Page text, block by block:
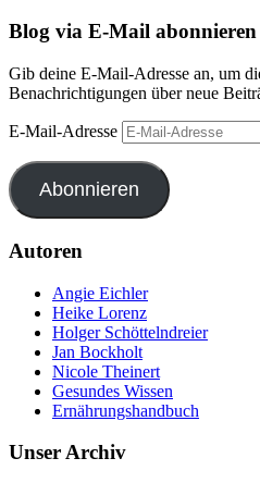
Blog via E-Mail abonnieren
Gib deine E-Mail-Adresse an, um
Benachrichtigungen über neue
E-Mail-Adresse
Abonnieren
Autoren
Angie Eichler
Heike Lorenz
Holger Schöttelndreier
Jan Bockholt
Nicole Theinert
Gesundes Wissen
Ernährungshandbuch
Unser Archiv